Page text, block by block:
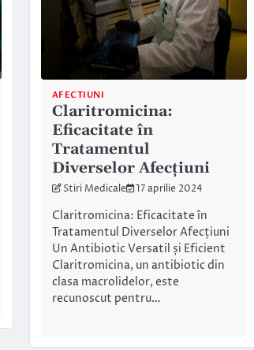
AFECTIUNI
Claritromicina:
Eficacitate în
Tratamentul
Diverselor Afecțiuni
Stiri Medicale 17 aprilie 2024
Claritromicina: Eficacitate în
Tratamentul Diverselor Afecțiuni
Un Antibiotic Versatil și Eficient
Claritromicina, un antibiotic din
clasa macrolidelor, este
recunoscut pentru…